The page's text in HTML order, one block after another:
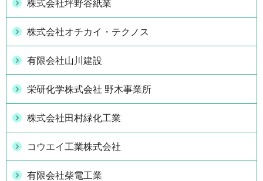
株式会社坪野谷紙業
株式会社オチカイ・テクノス
有限会社山川建設
栄研化学株式会社 野木事業所
株式会社田村緑化工業
コウエイ工業株式会社
有限会社柴電工業